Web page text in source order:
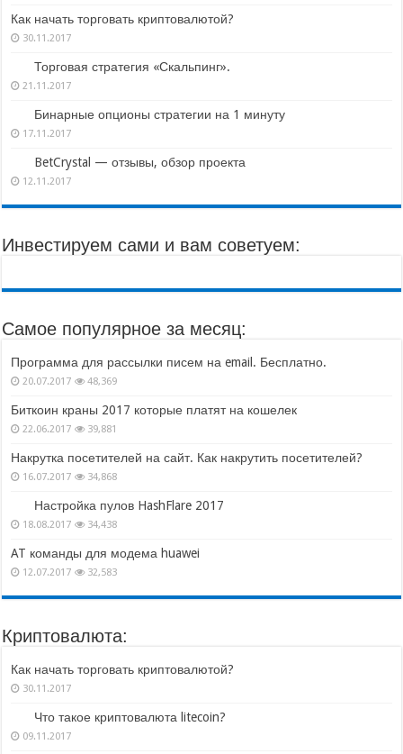
Как начать торговать криптовалютой?
30.11.2017
Торговая стратегия «Скальпинг».
21.11.2017
Бинарные опционы стратегии на 1 минуту
17.11.2017
BetCrystal — отзывы, обзор проекта
12.11.2017
Инвестируем сами и вам советуем:
Самое популярное за месяц:
Программа для рассылки писем на email. Бесплатно.
20.07.2017 48,369
Биткоин краны 2017 которые платят на кошелек
22.06.2017 39,881
Накрутка посетителей на сайт. Как накрутить посетителей?
16.07.2017 34,868
Настройка пулов HashFlare 2017
18.08.2017 34,438
AT команды для модема huawei
12.07.2017 32,583
Криптовалюта:
Как начать торговать криптовалютой?
30.11.2017
Что такое криптовалюта litecoin?
09.11.2017